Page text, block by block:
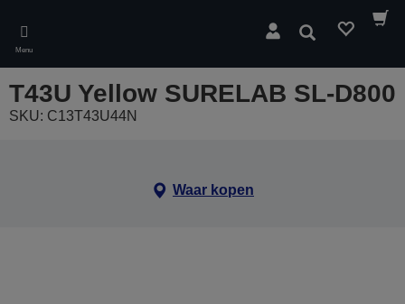
main
content
Menu
Zoeken
T43U Yellow SURELAB SL-D800
SKU: C13T43U44N
Waar kopen